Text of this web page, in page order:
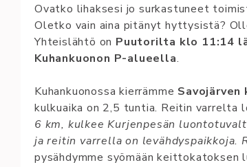
Ovatko lihaksesi jo surkastuneet
Oletko vain aina pitänyt hyttysistä?
Yhteislähtö on Puutorilta klo 11:14
Kuhankuonon P-alueella.
Kuhankuonossa kierrämme
kulkuaika on 2,5 tuntia. Reitin varrelta
6 km, kulkee Kurjenpesän
ja reitin varrella on levähdyspaikkoja.
pysähdymme syömään keittokatoksen